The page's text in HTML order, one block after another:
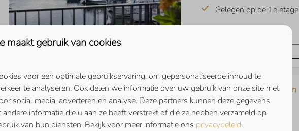
Gelegen op de 1e etage
Uithaven 10c | d'Ouwe Haven
Zeeland, Kamperland
4
2
maakt gebruik van cookies
voor een optimale gebruikservaring, om gepersonaliseerde inhoud te
te analyseren. Ook delen we informatie over uw gebruik van onze site met
social media, adverteren en analyse. Deze partners kunnen deze gegevens
informatie die u aan ze heeft verstrekt of die ze hebben verzameld op
van hun diensten. Bekijk voor meer informatie ons privacybeleid.